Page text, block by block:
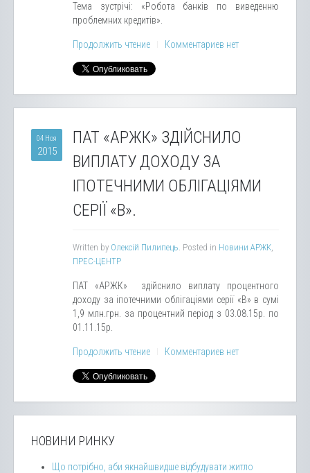
Тема зустрічі: «Робота банків по виведенню
проблемних кредитів».
Продолжить чтение Комментариев нет
04 Ноя
2015
ПАТ «АРЖК» ЗДІЙСНИЛО
ВИПЛАТУ ДОХОДУ ЗА
ІПОТЕЧНИМИ ОБЛІГАЦІЯМИ
СЕРІЇ «B».
Written by Олексій Пилипець. Posted in Новини АРЖК,
ПРЕС-ЦЕНТР
ПАТ «АРЖК» здійснило виплату процентного
доходу за іпотечними облігаціями серії «В» в сумі
1,9 млн.грн. за процентний період з 03.08.15р. по
01.11.15р.
Продолжить чтение Комментариев нет
НОВИНИ РИНКУ
Що потрібно, аби якнайшвидше відбудувати житло